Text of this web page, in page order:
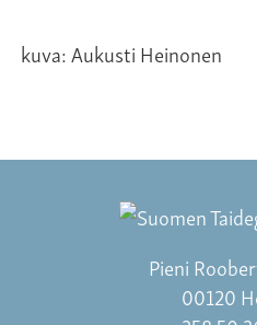
kuva: Aukusti Heinonen
Pieni
00120